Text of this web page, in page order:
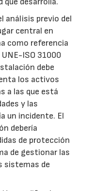
análisis previo del
central en
como referencia
ISO 31000
debe
los activos
a las que está
y las
un incidente. El
debería
de protección
de gestionar las
sistemas de